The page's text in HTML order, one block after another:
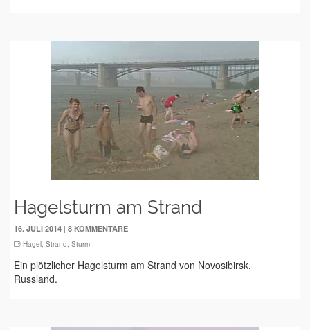
Hagelsturm am Strand
16. JULI 2014 | 8 KOMMENTARE
Hagel, Strand, Sturm
Ein plötzlicher Hagelsturm am Strand von Novosibirsk,
Russland.